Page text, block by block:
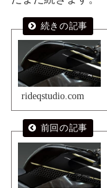
rideqstudio.com